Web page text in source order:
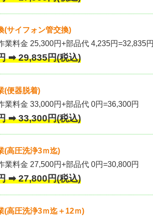
(サイフォン管交換)
業料金 25,300円+部品代 4,235円=32,835円
➡ 29,835円(税込)
(便器脱着)
業料金 33,000円+部品代 0円=36,300円
➡ 33,300円(税込)
(高圧洗浄3ｍ迄)
業料金 27,500円+部品代 0円=30,800円
➡ 27,800円(税込)
(高圧洗浄3ｍ迄＋12ｍ)